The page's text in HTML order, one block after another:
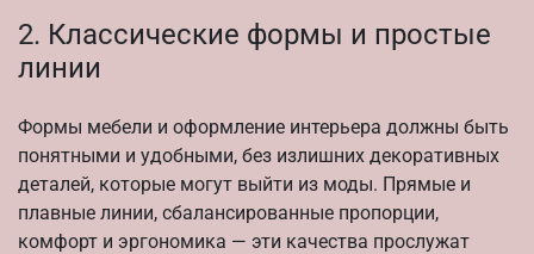
2. Классические формы и простые
линии
Формы мебели и оформление интерьера должны быть
понятными и удобными, без излишних декоративных
деталей, которые могут выйти из моды. Прямые и
плавные линии, сбалансированные пропорции,
комфорт и эргономика — эти качества прослужат